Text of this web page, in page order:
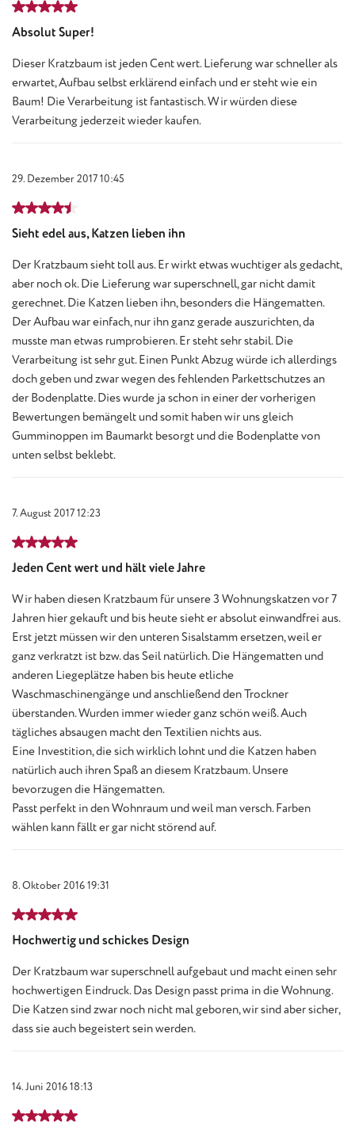
Bewertung mit 5 von 5 Sternen
Absolut Super!
Dieser Kratzbaum ist jeden Cent wert. Lieferung war schneller als
erwartet, Aufbau selbst erklärend einfach und er steht wie ein
Baum! Die Verarbeitung ist fantastisch. Wir würden diese
Verarbeitung jederzeit wieder kaufen.
29. Dezember 2017 10:45
Bewertung mit 4.5 von 5 Sternen
Sieht edel aus, Katzen lieben ihn
Der Kratzbaum sieht toll aus. Er wirkt etwas wuchtiger als gedacht,
aber noch ok. Die Lieferung war superschnell, gar nicht damit
gerechnet. Die Katzen lieben ihn, besonders die Hängematten.
Der Aufbau war einfach, nur ihn ganz gerade auszurichten, da
musste man etwas rumprobieren. Er steht sehr stabil. Die
Verarbeitung ist sehr gut. Einen Punkt Abzug würde ich allerdings
doch geben und zwar wegen des fehlenden Parkettschutzes an
der Bodenplatte. Dies wurde ja schon in einer der vorherigen
Bewertungen bemängelt und somit haben wir uns gleich
Gumminoppen im Baumarkt besorgt und die Bodenplatte von
unten selbst beklebt.
7. August 2017 12:23
Bewertung mit 5 von 5 Sternen
Jeden Cent wert und hält viele Jahre
Wir haben diesen Kratzbaum für unsere 3 Wohnungskatzen vor 7
Jahren hier gekauft und bis heute sieht er absolut einwandfrei aus.
Erst jetzt müssen wir den unteren Sisalstamm ersetzen, weil er
ganz verkratzt ist bzw. das Seil natürlich. Die Hängematten und
anderen Liegeplätze haben bis heute etliche
Waschmaschinengänge und anschließend den Trockner
überstanden. Wurden immer wieder ganz schön weiß. Auch
tägliches absaugen macht den Textilien nichts aus.
Eine Investition, die sich wirklich lohnt und die Katzen haben
natürlich auch ihren Spaß an diesem Kratzbaum. Unsere
bevorzugen die Hängematten.
Passt perfekt in den Wohnraum und weil man versch. Farben
wählen kann fällt er gar nicht störend auf.
8. Oktober 2016 19:31
Bewertung mit 5 von 5 Sternen
Hochwertig und schickes Design
Der Kratzbaum war superschnell aufgebaut und macht einen sehr
hochwertigen Eindruck. Das Design passt prima in die Wohnung.
Die Katzen sind zwar noch nicht mal geboren, wir sind aber sicher,
dass sie auch begeistert sein werden.
14. Juni 2016 18:13
Bewertung mit 5 von 5 Sternen